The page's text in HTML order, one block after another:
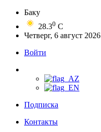
Баку
28.30 C
Четверг, 6 август 2026
Войти
Подписка
Контакты